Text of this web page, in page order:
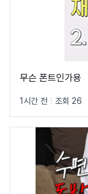
무슨 폰트인가용
1시간 전 조회 26